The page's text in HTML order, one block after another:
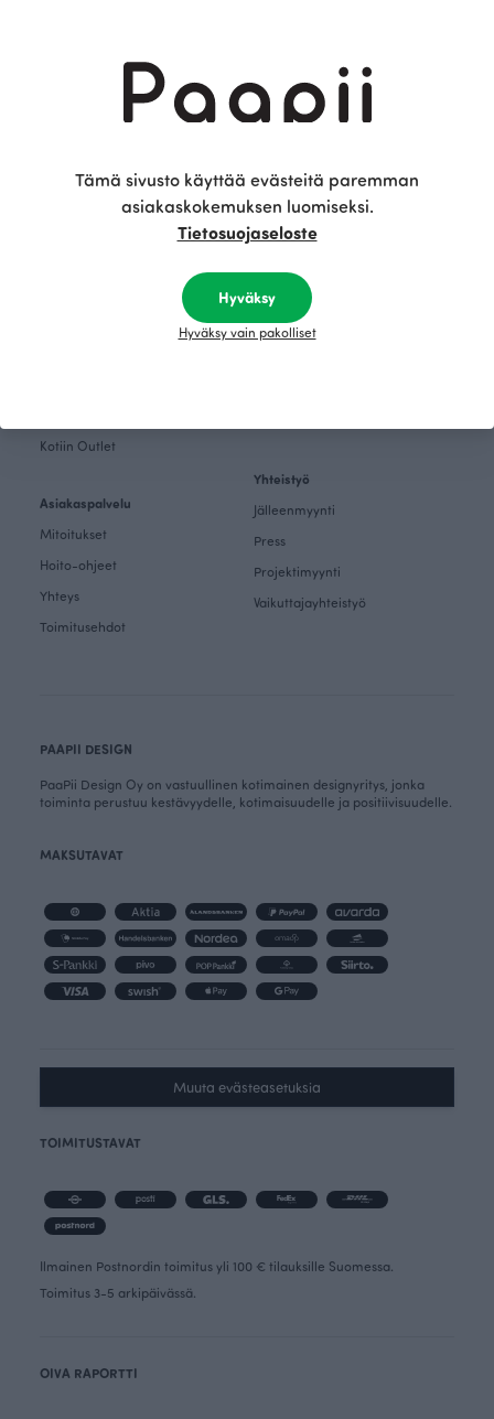
Kankaat
Ompeleminen
Kotiin Outlet
Asiakaspalvelu
Mitoitukset
Hoito-ohjeet
Yhteys
Toimitusehdot
Paapiin tarina
Paapii Magazine
Finsket
Vastuullisuus
Tulevat tapahtumat
Tehtaanmyymälä
Ryhmävierailut
Yhteistyö
Jälleenmyynti
Press
Projektimyynti
Vaikuttajayhteistyö
PAAPII DESIGN
PaaPii Design Oy on vastuullinen kotimainen designyritys, jonka
toiminta perustuu kestävyydelle, kotimaisuudelle ja positiivisuudelle.
MAKSUTAVAT
Muuta evästeasetuksia
TOIMITUSTAVAT
Ilmainen Postnordin toimitus yli 100 € tilauksille Suomessa.
Toimitus 3-5 arkipäivässä.
OIVA RAPORTTI
Tämä sivusto käyttää evästeitä paremman
asiakaskokemuksen luomiseksi.
Tietosuojaseloste
Hyväksy
Hyväksy vain pakolliset